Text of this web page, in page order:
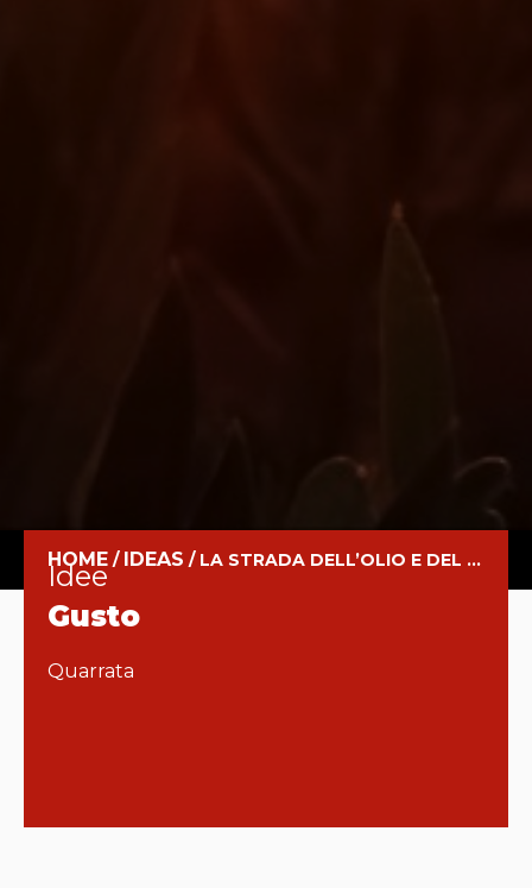
HOME / IDEAS / LA STRADA DELL’OLIO E DEL VINO DEL MONTALBANO
Idee
Gusto
Quarrata